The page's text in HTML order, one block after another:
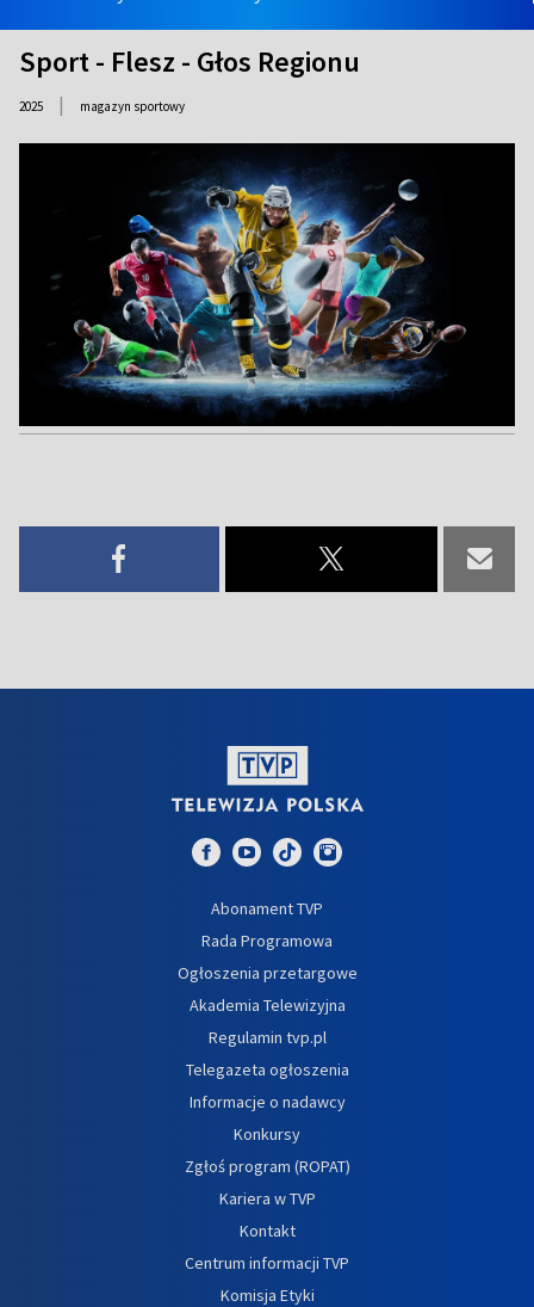
Sport - Flesz - Głos Regionu
2025 | magazyn sportowy
Abonament TVP
Rada Programowa
Ogłoszenia przetargowe
Akademia Telewizyjna
Regulamin tvp.pl
Telegazeta ogłoszenia
Informacje o nadawcy
Konkursy
Zgłoś program (ROPAT)
Kariera w TVP
Kontakt
Centrum informacji TVP
Komisja Etyki